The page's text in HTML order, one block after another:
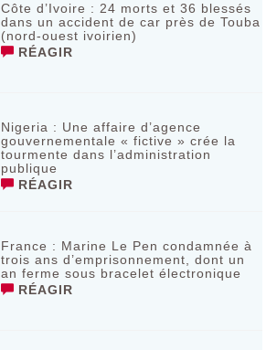
Côte d’Ivoire : 24 morts et 36 blessés
dans un accident de car près de Touba
(nord-ouest ivoirien)
RÉAGIR
Nigeria : Une affaire d’agence
gouvernementale « fictive » crée la
tourmente dans l’administration
publique
RÉAGIR
France : Marine Le Pen condamnée à
trois ans d’emprisonnement, dont un
an ferme sous bracelet électronique
RÉAGIR